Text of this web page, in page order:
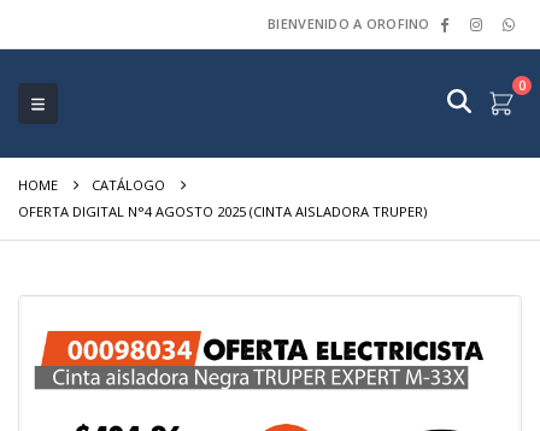
BIENVENIDO A OROFINO
0
HOME
CATÁLOGO
OFERTA DIGITAL N°4 AGOSTO 2025 (CINTA AISLADORA TRUPER)